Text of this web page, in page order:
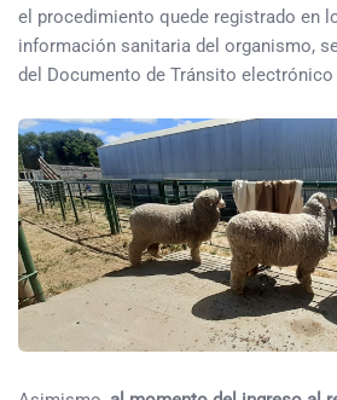
el procedimiento quede registrado en
información sanitaria del organismo,
del Documento de Tránsito electrónico